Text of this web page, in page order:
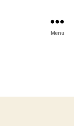
Menu